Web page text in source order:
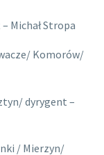
Michał Stropa
Komorów/
dyrygent –
/ Mierzyn/